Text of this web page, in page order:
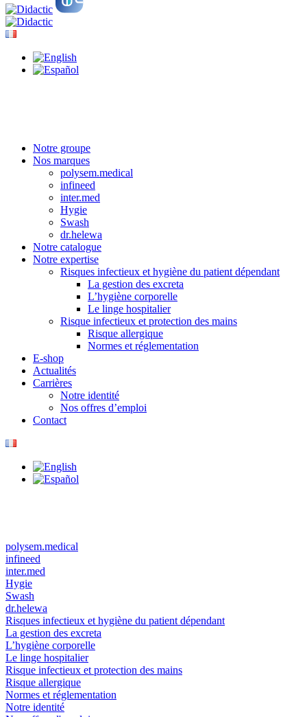
Notre groupe
Nos marques
polysem.medical
infineed
inter.med
Hygie
Swash
dr.helewa
Notre catalogue
Notre expertise
Risques infectieux et hygiène du patient dépendant
La gestion des excreta
L’hygiène corporelle
Le linge hospitalier
Risque infectieux et protection des mains
Risque allergique
Normes et réglementation
E-shop
Actualités
Carrières
Notre identité
Nos offres d’emploi
Contact
polysem.medical
infineed
inter.med
Hygie
Swash
dr.helewa
Risques infectieux et hygiène du patient dépendant
La gestion des excreta
L’hygiène corporelle
Le linge hospitalier
Risque infectieux et protection des mains
Risque allergique
Normes et réglementation
Notre identité